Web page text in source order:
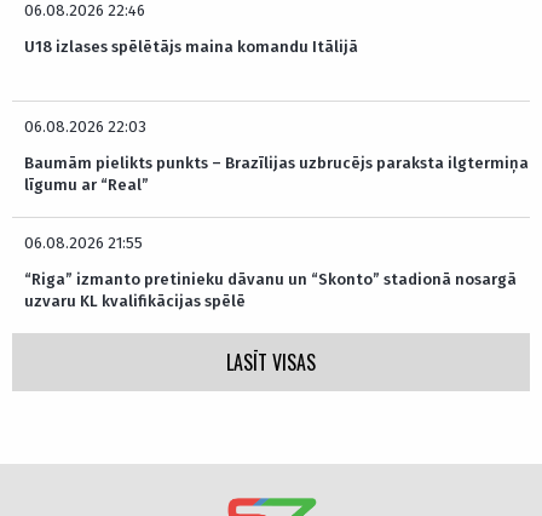
06.08.2026 22:46
U18 izlases spēlētājs maina komandu Itālijā
06.08.2026 22:03
Baumām pielikts punkts – Brazīlijas uzbrucējs paraksta ilgtermiņa
līgumu ar “Real”
06.08.2026 21:55
“Riga” izmanto pretinieku dāvanu un “Skonto” stadionā nosargā
uzvaru KL kvalifikācijas spēlē
LASĪT VISAS